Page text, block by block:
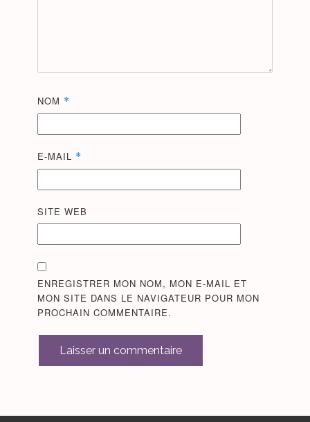
NOM *
E-MAIL *
SITE WEB
ENREGISTRER MON NOM, MON E-MAIL ET
MON SITE DANS LE NAVIGATEUR POUR MON
PROCHAIN COMMENTAIRE.
Laisser un commentaire